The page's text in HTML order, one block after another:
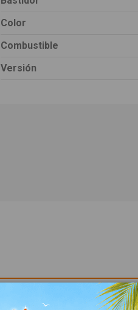
Color
Combustible
Versión